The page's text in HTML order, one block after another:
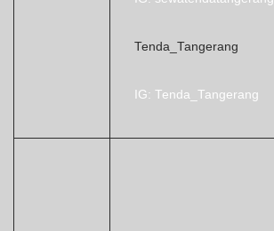
Tenda_Tangerang
IG: Tenda_Tangerang